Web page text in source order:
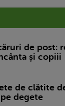
de post:
și copiii
de clătite
degete